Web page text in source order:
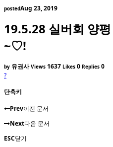
postedAug 23, 2019
19.5.28 실버회 양
~♡!
by 유권사 Views 1637 Likes 0 Replies 0
?
단축키
Prev이전 문서
Next다음 문서
ESC닫기